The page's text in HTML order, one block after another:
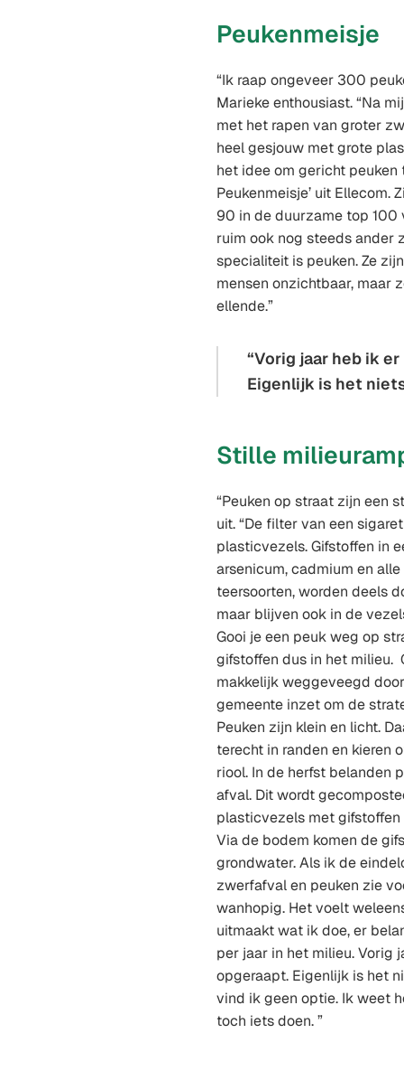
Peukenmeisje
“Ik raap ongeveer 300
Marieke enthousiast. “Na
met het rapen van groter
heel gesjouw met grote
het idee om gericht peuken
Peukenmeisje’ uit Ellecom.
90 in de duurzame top 100
ruim ook nog steeds ander
specialiteit is peuken. Ze
mensen onzichtbaar, maar
ellende.”
Vorig jaar heb ik
Eigenlijk is het
Stille
“Peuken op straat zijn een
uit. “De filter van een
plasticvezels. Gifstoffen in
arsenicum, cadmium en
teersoorten, worden deels
maar blijven ook in de
Gooi je een peuk weg op
gifstoffen dus in het milieu.
makkelijk weggeveegd
gemeente inzet om de
Peuken zijn klein en licht.
terecht in randen en kieren
riool. In de herfst belanden
afval. Dit wordt
plasticvezels met
Via de bodem komen de
grondwater. Als ik de
zwerfafval en peuken zie
wanhopig. Het voelt
uitmaakt wat ik doe, er
per jaar in het milieu. Vorig
opgeraapt. Eigenlijk is het
vind ik geen optie. Ik weet
toch iets doen. ”